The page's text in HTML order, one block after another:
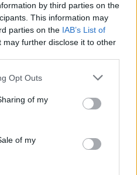
by third parties on the
This information may
parties on the IAB’s List of
may further disclose it to other
uses one or more Google
behaviour. You may click to
and its third-party tags to
purposes in below Google
Opt Outs
of my
of my
κατηγορούμενους
και υπάλληλοι του: